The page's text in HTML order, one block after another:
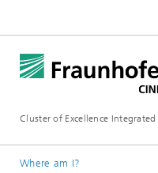
Cluster of Excellence Integrated
Where am I?